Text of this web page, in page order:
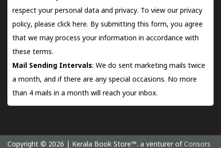
respect your personal data and privacy. To view our privacy
policy, please click here. By submitting this form, you agree
that we may process your information in accordance with
these terms.
Mail Sending Intervals: We do sent marketing mails twice
a month, and if there are any special occasions. No more
than 4 mails in a month will reach your inbox.
Copyright © 2026 | Kerala Book Store™. a venturer of Consors